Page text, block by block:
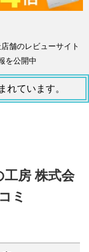
舗のレビューサイト
を公開中
れています。
房 株式会
ミ